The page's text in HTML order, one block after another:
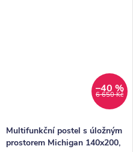
6 650 Kč
–40 %
Multifunkční postel s úložným
prostorem Michigan 140x200,